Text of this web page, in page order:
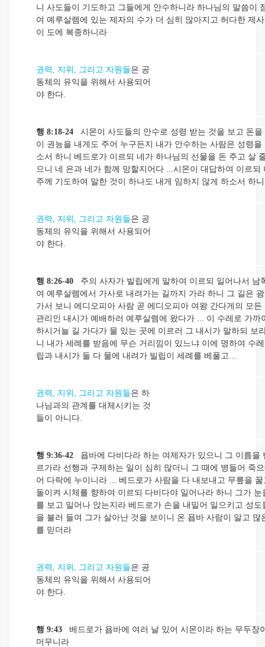
니 사도들이 기도하고 그들에게 안수하니라 하나님의 말씀이
여 예루살렘에 있는 제자의 수가 더 심히 많아지고 허다한 제
이 도에 복종하니라
권력, 지위, 그리고 자원들은 공
동체의 유익을 위해서 사용되어
야 한다.
행 8:18-24 시몬이 사도들의 안수로 성령 받는 것을 보고 돈을
이 권능을 내게도 주어 누구든지 내가 안수하는 사람은 성령을
소서 하니 베드로가 이르되 네가 하나님의 선물을 돈 주고 살
으니 네 은과 네가 함께 망할지어다 ...시몬이 대답하여 이르되
주께 기도하여 말한 것이 하나도 내게 임하지 않게 하소서 하
권력, 지위, 그리고 자원들은 공
동체의 유익을 위해서 사용되어
야 한다.
행 8:26-40 주의 사자가 빌립에게 말하여 이르되 일어나서 남
여 예루살렘에서 가사로 내려가는 길까지 가라 하니 그 길은
가서 보니 에디오피아 사람 곧 에디오피아 여왕 간다게의 모든
관리인 내시가 예배하러 예루살렘에 왔다가 ... 이 수레로 가까
하시거늘 길 가다가 물 있는 곳에 이르러 그 내시가 말하되 보
니 내가 세례를 받음에 무슨 거리낌이 있느냐 이에 명하여 수
립과 내시가 둘 다 물에 내려가 빌립이 세례를 베풀고...
권력, 지위, 그리고 자원들은 하
나님과의 관계를 대체시키는 것
들이 아니다.
행 9:36-42 욥바에 다비다라 하는 여제자가 있으니 그 이름을
르가라 선행과 구제하는 일이 심히 많더니 그 때에 병들어 죽
어 다락에 누이니라 ... 베드로가 사람을 다 내보내고 무릎을
돌이켜 시체를 향하여 이르되 다비다야 일어나라 하니 그가 눈
를 보고 일어나 앉는지라 베드로가 손을 내밀어 일으키고 성도
을 불러 들여 그가 살아난 것을 보이니 온 욥바 사람이 알고 많
를 믿더라
권력, 지위, 그리고 자원들은 공
동체의 유익을 위해서 사용되어
야 한다.
행 9:43 베드로가 욥바에 여러 날 있어 시몬이라 하는 무두장
머무니라